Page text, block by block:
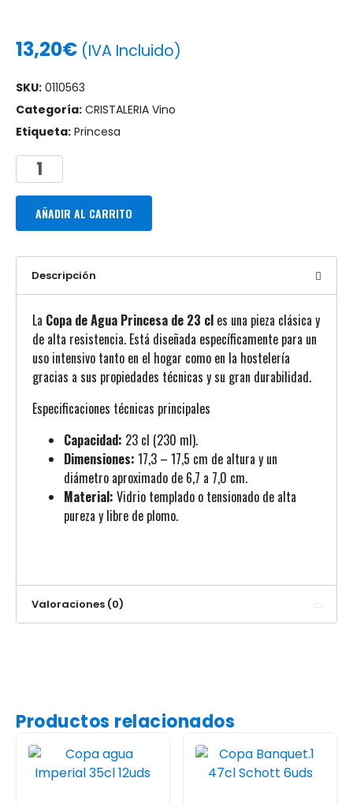
13,20€ (IVA Incluido)
SKU: 0110563
Categoría: CRISTALERIA Vino
Etiqueta: Princesa
AÑADIR AL CARRITO
Descripción
La Copa de Agua Princesa de 23 cl es una pieza clásica y
de alta resistencia. Está diseñada específicamente para un
uso intensivo tanto en el hogar como en la hostelería
gracias a sus propiedades técnicas y su gran durabilidad.
Especificaciones técnicas principales
Capacidad: 23 cl (230 ml).
Dimensiones: 17,3 – 17,5 cm de altura y un
diámetro aproximado de 6,7 a 7,0 cm.
Material: Vidrio templado o tensionado de alta
pureza y libre de plomo.
Valoraciones (0)
Productos relacionados